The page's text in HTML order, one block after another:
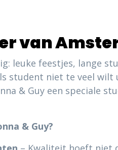
van
leuke feestjes, lange
student niet te veel
& Guy een speciale
& Guy?